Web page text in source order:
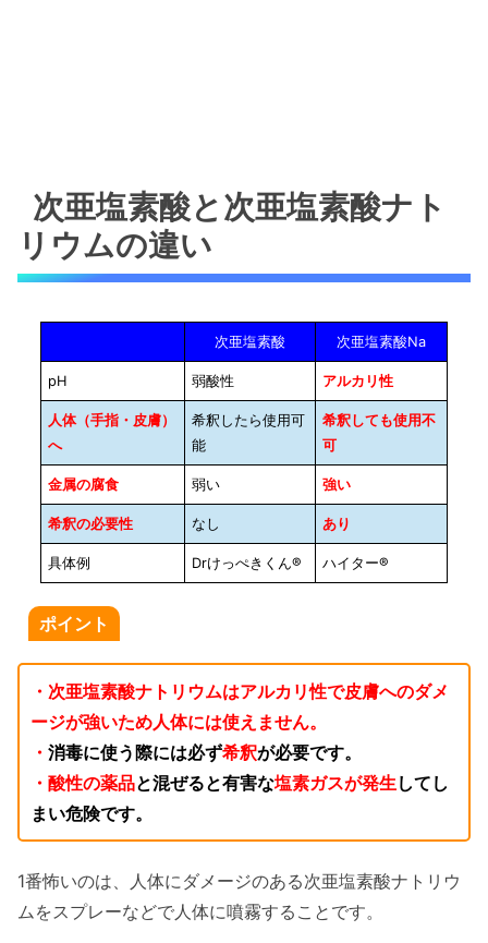
次亜塩素酸と次亜塩素酸ナト
リウムの違い
次亜塩素酸 次亜塩素酸Na
pH 弱酸性 アルカリ性
人体（手指・皮膚）
へ
希釈したら使用可
能
希釈しても使用不
可
金属の腐食 弱い 強い
希釈の必要性 なし あり
具体例 Drけっぺきくん®️ ハイター®️
ポイント
・次亜塩素酸ナトリウムはアルカリ性で皮膚へのダメ
ージが強いため人体には使えません。
・ 消毒に使う際には必ず希釈が必要です。
・酸性の薬品と混ぜると有害な塩素ガスが発生してし
まい危険です。
1番怖いのは、人体にダメージのある次亜塩素酸ナトリウ
ムをスプレーなどで人体に噴霧することです。